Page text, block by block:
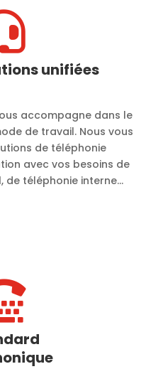
unifiées
accompagne dans le
de travail. Nous vous
de téléphonie
avec vos besoins de
de téléphonie interne…